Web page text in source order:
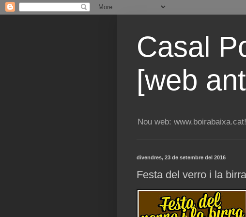
Casal
[web
Nou web: www.boirabaixa.cat!
divendres, 23 de setembre del 2016
Festa del verro i la birra